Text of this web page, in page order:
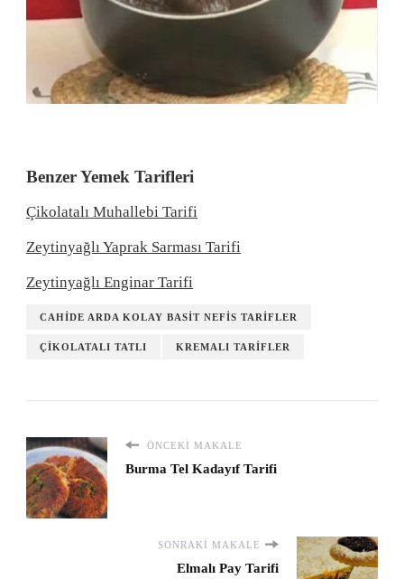
Benzer Yemek Tarifleri
Çikolatalı Muhallebi Tarifi
Zeytinyağlı Yaprak Sarması Tarifi
Zeytinyağlı Enginar Tarifi
CAHIDE ARDA KOLAY BASIT NEFIS TARIFLER
ÇIKOLATALI TATLI KREMALI TARIFLER
ÖNCEKI MAKALE
Burma Tel Kadayıf Tarifi
SONRAKI MAKALE
Elmalı Pay Tarifi